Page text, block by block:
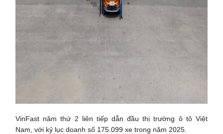
VinFast năm thứ 2 liên tiếp dẫn đầu thị trường ô tô Việt
Nam, với kỷ lục doanh số 175.099 xe trong năm 2025.